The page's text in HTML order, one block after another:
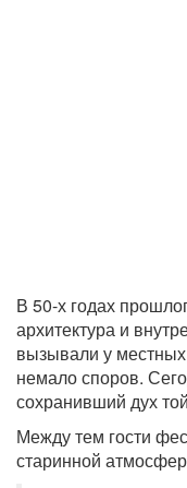
В 50-х годах
архитектура и
вызывали у
немало споров.
сохранивший дух
Между тем гости
старинной